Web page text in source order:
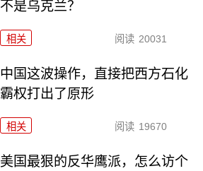
不是乌克兰？
相关 阅读 20031
中国这波操作，直接把西方石化
霸权打出了原形
相关 阅读 19670
美国最狠的反华鹰派，怎么访个